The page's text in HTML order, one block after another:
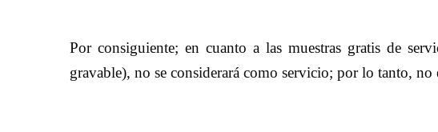
Por consiguiente; en cuanto a las muestras gratis de
gravable), no se considerará como servicio; por lo tanto, no